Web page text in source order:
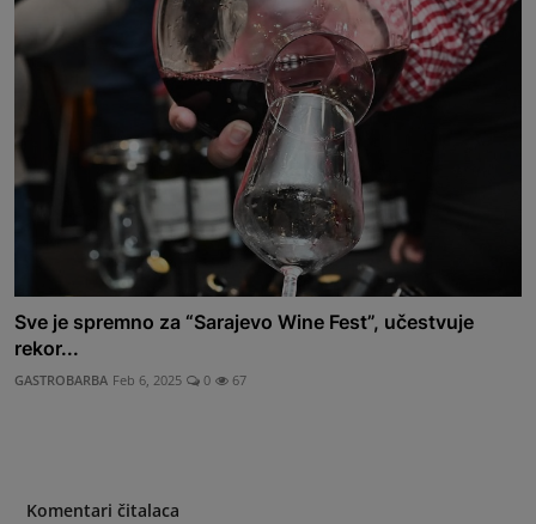
Sve je spremno za “Sarajevo Wine Fest”, učestvuje
rekor...
GASTROBARBA Feb 6, 2025 0 67
Komentari čitalaca